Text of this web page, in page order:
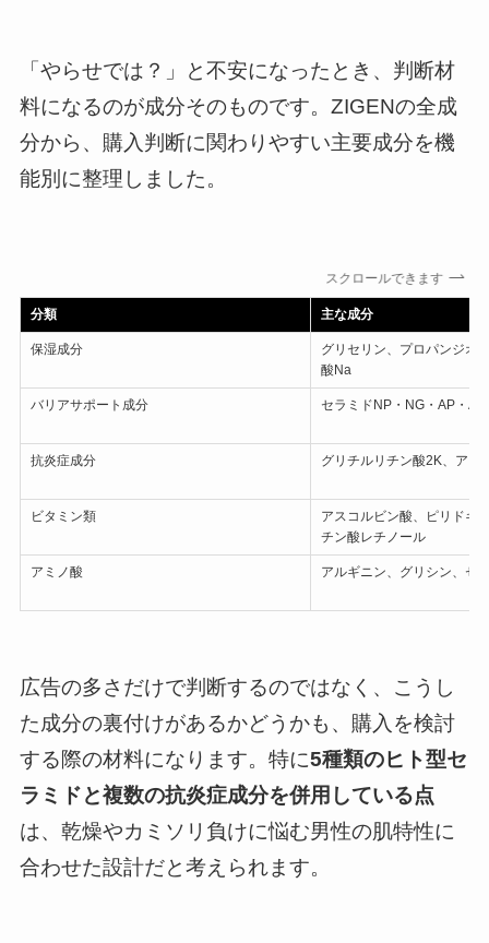
「やらせでは？」と不安になったとき、判断材
料になるのが成分そのものです。ZIGENの全成
分から、購入判断に関わりやすい主要成分を機
能別に整理しました。
スクロールできます
分類 主な成分
保湿成分
グリセリン、プロパンジオ
酸Na
バリアサポート成分 セラミドNP・NG・AP・
抗炎症成分 グリチルリチン酸2K、アラ
ビタミン類
アスコルビン酸、ピリドキ
チン酸レチノール
アミノ酸 アルギニン、グリシン、セ
広告の多さだけで判断するのではなく、こうし
た成分の裏付けがあるかどうかも、購入を検討
する際の材料になります。特に5種類のヒト型セ
ラミドと複数の抗炎症成分を併用している点
は、乾燥やカミソリ負けに悩む男性の肌特性に
合わせた設計だと考えられます。